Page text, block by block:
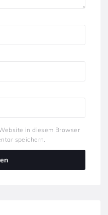
in diesem Browser
speichern.